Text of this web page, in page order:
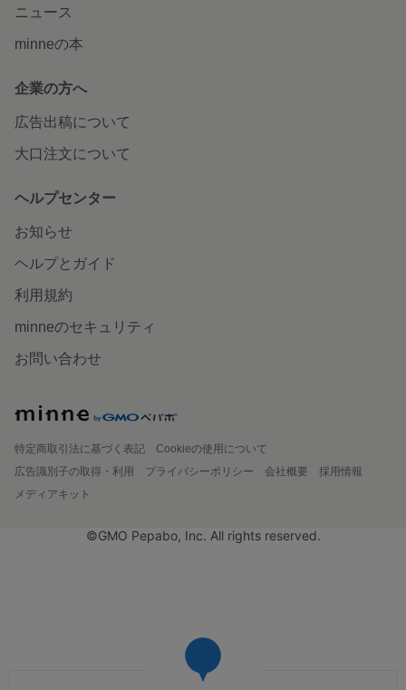
ニュース
minneの本
企業の方へ
広告出稿について
大口注文について
ヘルプセンター
お知らせ
ヘルプとガイド
利用規約
minneのセキュリティ
お問い合わせ
特定商取引法に基づく表記
Cookieの使用について
広告識別子の取得・利用
プライバシーポリシー 会社概要
採用情報
メディアキット
©GMO Pepabo, Inc. All rights reserved.